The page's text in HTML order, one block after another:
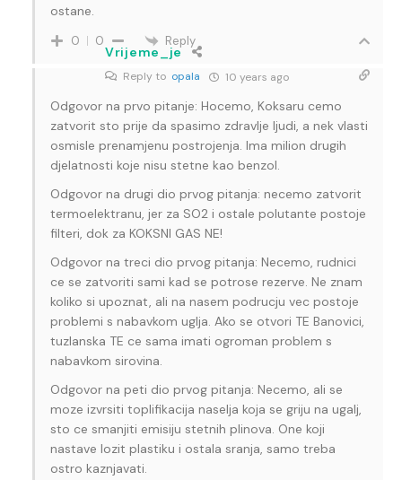
ostane.
0 0 Reply
Vrijeme_je
Reply to opala 10 years ago
Odgovor na prvo pitanje: Hocemo, Koksaru cemo
zatvorit sto prije da spasimo zdravlje ljudi, a nek vlasti
osmisle prenamjenu postrojenja. Ima milion drugih
djelatnosti koje nisu stetne kao benzol.
Odgovor na drugi dio prvog pitanja: necemo zatvorit
termoelektranu, jer za SO2 i ostale polutante postoje
filteri, dok za KOKSNI GAS NE!
Odgovor na treci dio prvog pitanja: Necemo, rudnici
ce se zatvoriti sami kad se potrose rezerve. Ne znam
koliko si upoznat, ali na nasem podrucju vec postoje
problemi s nabavkom uglja. Ako se otvori TE Banovici,
tuzlanska TE ce sama imati ogroman problem s
nabavkom sirovina.
Odgovor na peti dio prvog pitanja: Necemo, ali se
moze izvrsiti toplifikacija naselja koja se griju na ugalj,
sto ce smanjiti emisiju stetnih plinova. One koji
nastave lozit plastiku i ostala sranja, samo treba
ostro kaznjavati.